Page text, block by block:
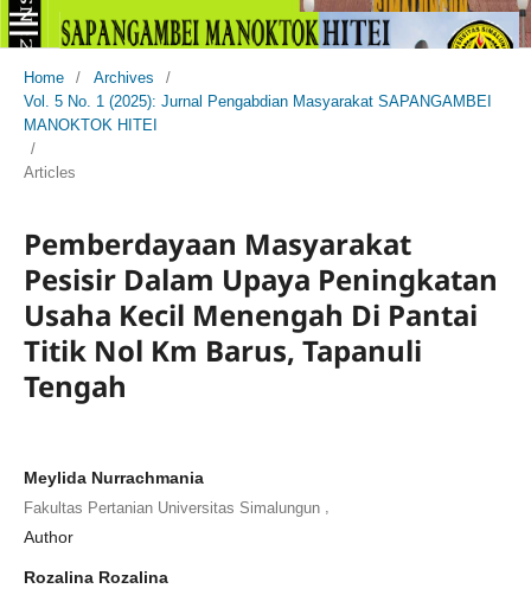
Home / Archives
/
Vol. 5 No. 1 (2025): Jurnal Pengabdian Masyarakat SAPANGAMBEI
MANOKTOK HITEI
/
Articles
Pemberdayaan Masyarakat
Pesisir Dalam Upaya Peningkatan
Usaha Kecil Menengah Di Pantai
Titik Nol Km Barus, Tapanuli
Tengah
Meylida Nurrachmania
Fakultas Pertanian Universitas Simalungun,
Author
Rozalina Rozalina